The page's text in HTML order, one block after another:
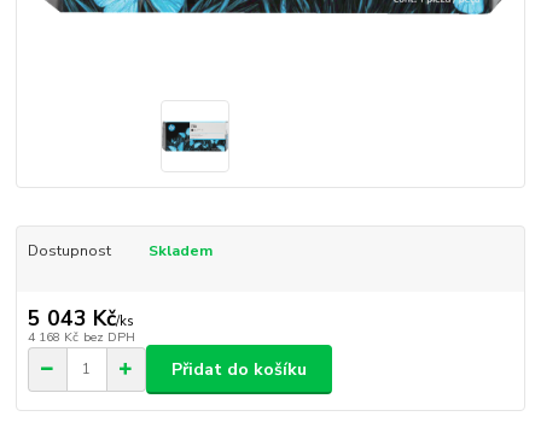
Dostupnost Skladem
5 043 Kč/ks
4 168 Kč bez DPH
Přidat do košíku